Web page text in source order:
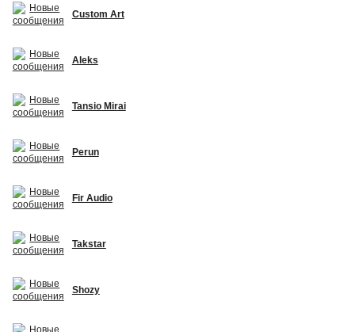
Custom Art
Aleks
Tansio Mirai
Perun
Fir Audio
Takstar
Shozy